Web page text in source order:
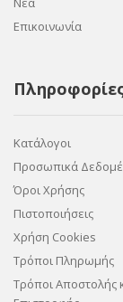
Επικοινωνία
Κατάλογοι
Προσωπικά
Όροι Χρήσης
Πιστοποιήσεις
Χρήση Cookies
Τρόποι Πληρωμής
Τρόποι Αποστολής